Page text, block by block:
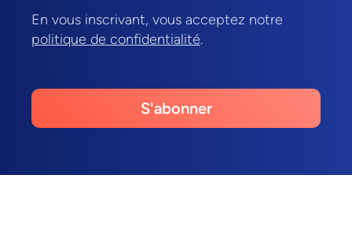
En vous inscrivant, vous acceptez notre
politique de confidentialité.
S'abonner